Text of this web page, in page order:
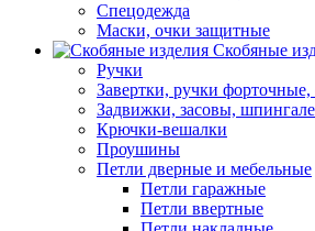
Спецодежда
Маски, очки защитные
Скобяные
Ручки
Завертки, ручки
Задвижки, засовы,
Крючки-вешалки
Проушины
Петли дверные и мебельные
Петли гаражные
Петли ввертные